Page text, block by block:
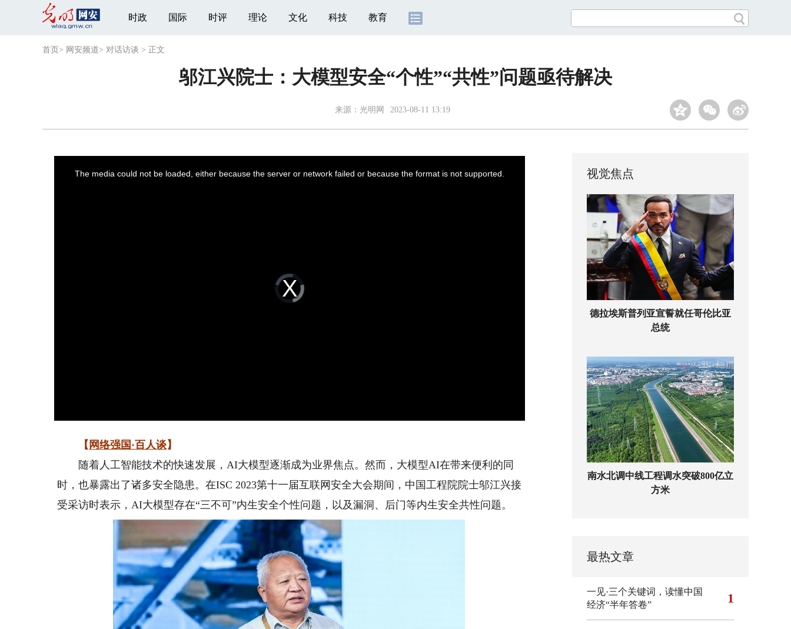
时政 国际 时评 理论 文化 科技 教育
首页 > 网安频道> 对话访谈 > 正文
邬江兴院士：大模型安全“个性”“共性”问题亟待解决
来源： 光明网 2023-08-11 13:19
Video
Player
loading.
The media could not be loaded, either because the server or network failed or because the format is not supported.
【 网络强国·百人谈】
随着人工智能技术的快速发展，AI大模型逐渐成为业界焦点。然而，大模型AI在带来便利的同
时，也暴露出了诸多安全隐患。在ISC 2023第十一届互联网安全大会期间，中国工程院院士邬江兴接
受采访时表示，AI大模型存在“三不可”内生安全个性问题，以及漏洞、后门等内生安全共性问题。
视觉焦点
德拉埃斯普列亚宣誓就任哥伦比亚
总统
南水北调中线工程调水突破800亿立
方米
最热文章
一见·三个关键词，读懂中国
经济“半年答卷”
1